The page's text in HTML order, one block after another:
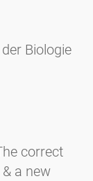
Biologie
correct
a new